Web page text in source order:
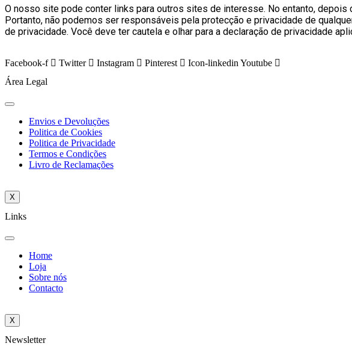
O nosso site pode conter links para outros sites de interesse. No entanto,
Portanto, não podemos ser responsáveis pela protecção e privacidade de
de privacidade. Você deve ter cautela e olhar para a declaração de privacidade
Facebook-f Twitter Instagram Pinterest Icon-linkedin Youtube
Área Legal
Envios e Devoluções
Politica de Cookies
Politica de Privacidade
Termos e Condições
Livro de Reclamações
X
Links
Home
Loja
Sobre nós
Contacto
X
Newsletter